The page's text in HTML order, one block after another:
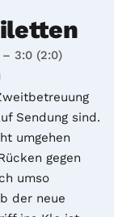
– 3:0 (2:0)
Sendung sind.
umgehen
gegen
umso
der neue